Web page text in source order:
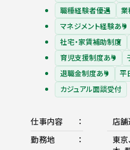
職種経験者優遇
業
マネジメント経験あり
社宅・家賃補助制度
育児支援制度あり
退職金制度あり
平
カジュアル面談受付
仕事内容
店舗
勤務地
東京